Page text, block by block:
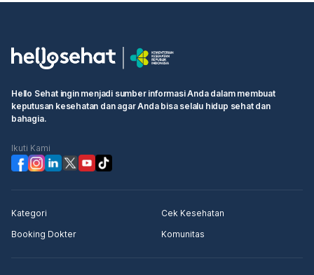
Hello Sehat ingin menjadi sumber informasi Anda dalam membuat
keputusan kesehatan dan agar Anda bisa selalu hidup sehat dan
bahagia.
Ikuti Kami
Kategori
Cek Kesehatan
Booking Dokter
Komunitas